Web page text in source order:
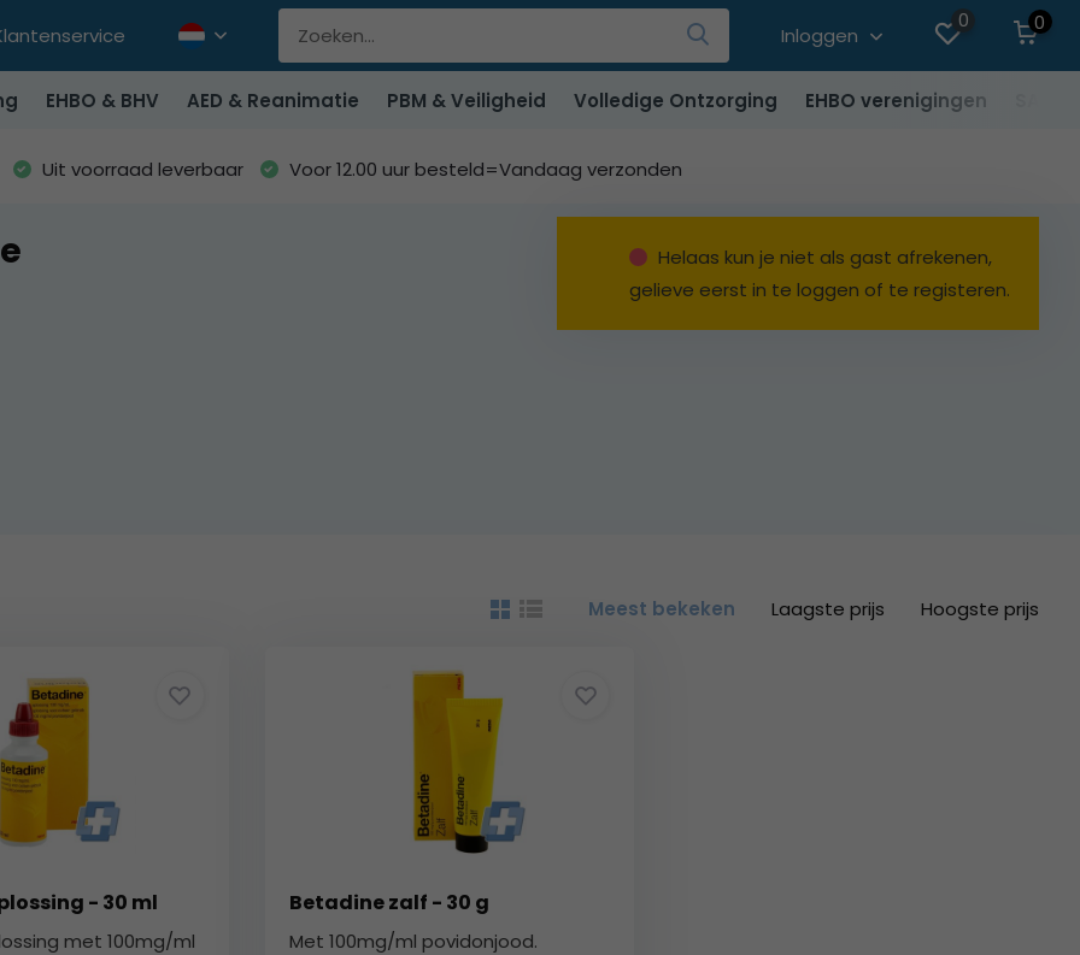
Inloggen
0
0
EHBO & BHV AED & Reanimatie PBM & Veiligheid Volledige Ontzorging EHBO verenigingen
Uit voorraad leverbaar Voor 12.00 uur besteld=Vandaag verzonden
Helaas kun je niet als gast afrekenen,
gelieve eerst in te loggen of te registeren.
Meest bekeken Laagste prijs Hoogste prijs
- 30 ml
met 100mg/ml
Betadine zalf - 30 g
Met 100mg/ml povidonjood.